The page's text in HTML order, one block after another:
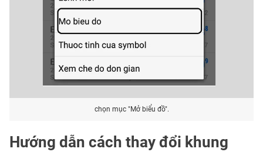
chọn mục "Mở biểu đồ".
Hướng dẫn cách thay đổi khung